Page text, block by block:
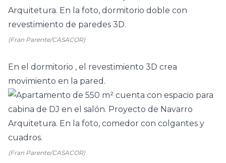
(Fran Parente/CASACOR)
En el dormitorio , el revestimiento 3D crea
movimiento en la pared.
(Fran Parente/CASACOR)